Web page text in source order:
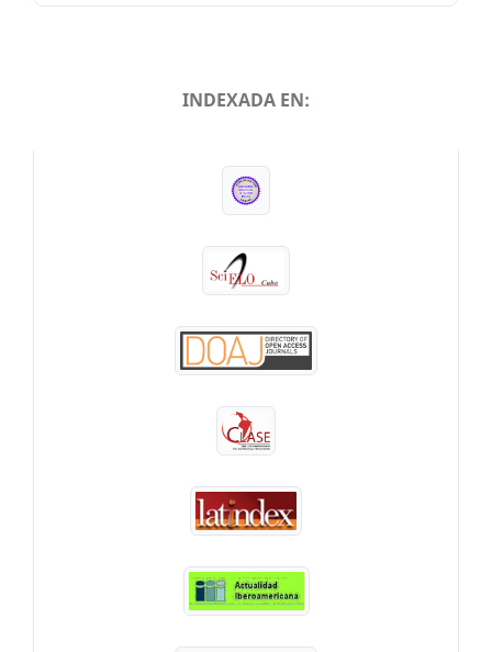
INDEXADA EN: